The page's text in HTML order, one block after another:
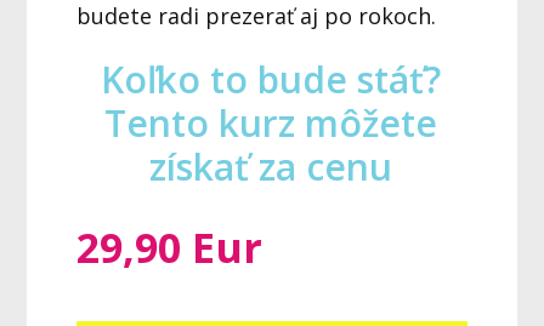
budete radi prezerať aj po rokoch.
Koľko to bude stáť?
Tento kurz môžete
získať za cenu
29,90 Eur